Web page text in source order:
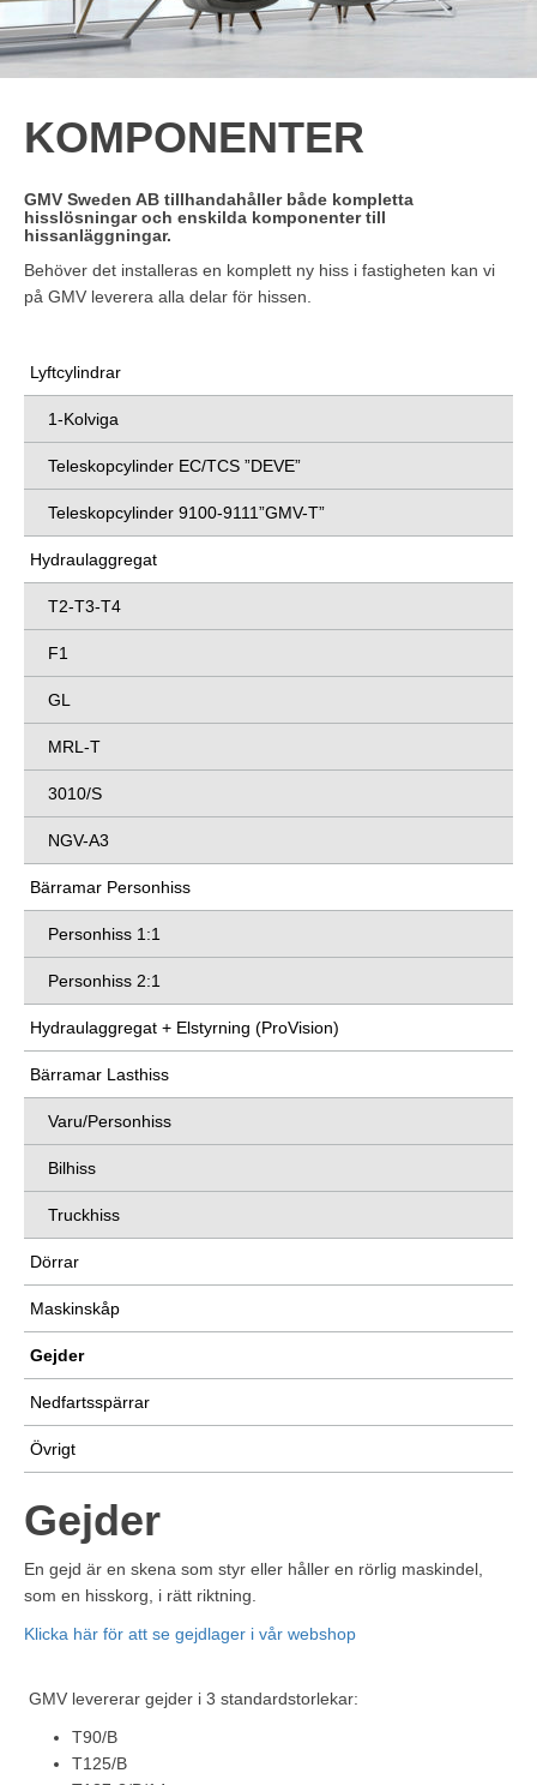
KOMPONENTER
GMV Sweden AB tillhandahåller både kompletta
hisslösningar och enskilda komponenter till
hissanläggningar.
Behöver det installeras en komplett ny hiss i fastigheten kan vi
på GMV leverera alla delar för hissen.
Lyftcylindrar
1-Kolviga
Teleskopcylinder EC/TCS ”DEVE”
Teleskopcylinder 9100-9111”GMV-T”
Hydraulaggregat
T2-T3-T4
F1
GL
MRL-T
3010/S
NGV-A3
Bärramar Personhiss
Personhiss 1:1
Personhiss 2:1
Hydraulaggregat + Elstyrning (ProVision)
Bärramar Lasthiss
Varu/Personhiss
Bilhiss
Truckhiss
Dörrar
Maskinskåp
Gejder
Nedfartsspärrar
Övrigt
Gejder
En gejd är en skena som styr eller håller en rörlig maskindel,
som en hisskorg, i rätt riktning.
Klicka här för att se gejdlager i vår webshop
GMV levererar gejder i 3 standardstorlekar:
T90/B
T125/B